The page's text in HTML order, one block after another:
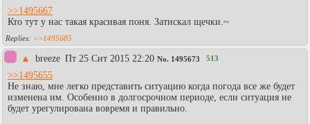
>>1495667
Кто тут у нас такая красивая поня. Затискал щечки. ~
>>1495685
▲ breeze Пт 25 Снт 2015 22:20 No. 1495673 513
>>1495655
Не знаю, мне легко представить ситуацию когда погода все же будет
изменена им. Особенно в долгосрочном периоде, если ситуация не
будет урегулирована вовремя и правильно.